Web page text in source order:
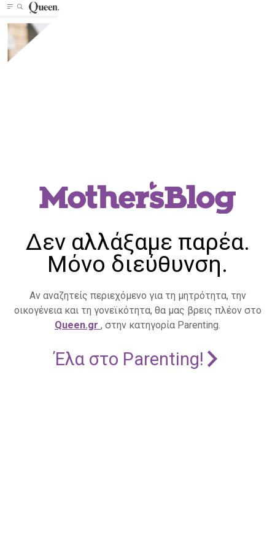
Δεν αλλάξαμε παρέα.
Μόνο διεύθυνση.
Αν αναζητείς περιεχόμενο για τη μητρότητα, την
οικογένεια και τη γονεϊκότητα, θα μας βρεις πλέον στο
Queen.gr , στην κατηγορία Parenting.
Έλα στο Parenting!